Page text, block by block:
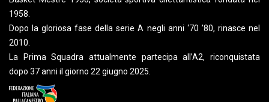
1958.
Dopo la gloriosa fase della serie A negli anni ‘70 ’80, rinasce nel
2010.
La Prima Squadra attualmente partecipa all’A2, riconquistata
dopo 37 anni il giorno 22 giugno 2025.